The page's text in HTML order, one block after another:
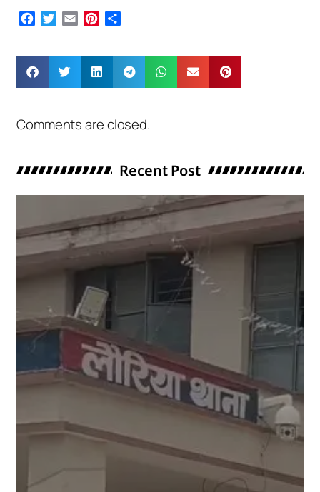
Facebook
Twitter
Email Pinterest
Comments are closed.
Recent Post